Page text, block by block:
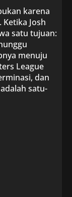
karena
Josh
satu tujuan:
menuju
League
dan
satu-